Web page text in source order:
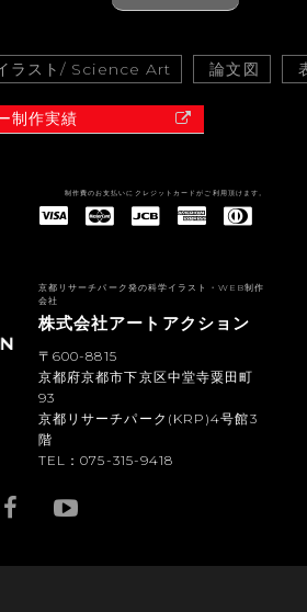
ラスト/ Science Art 論文図
制作実績
制作費のお支払いにクレジットカードがご利用頂けます。
京都リサーチパーク発の科学イラスト・WEB制作
会社
株式会社アートアクション
〒600-8815
京都府京都市下京区中堂寺粟田町
93
京都リサーチパーク(KRP)4号館3
階
TEL：075-315-9418